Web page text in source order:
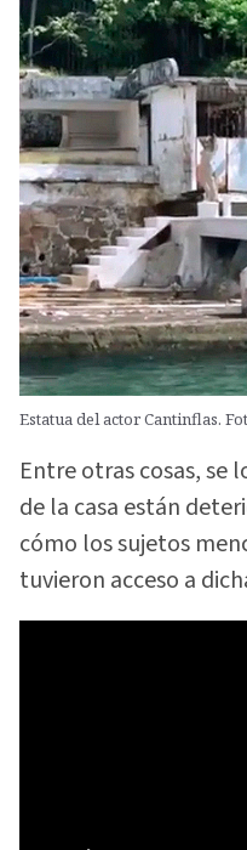
Estatua del actor Cantinflas.
Entre otras cosas, se
de la casa están
cómo los sujetos
tuvieron acceso a